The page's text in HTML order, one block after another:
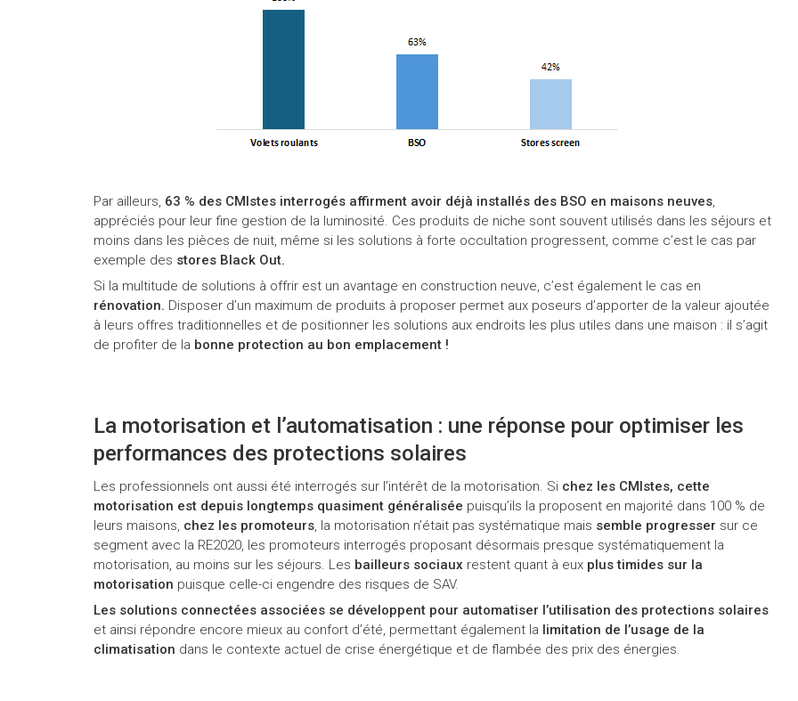
Par ailleurs, 63 % des CMIstes interrogés affirment avoir déjà installés des BSO en maisons neuves,
appréciés pour leur fine gestion de la luminosité. Ces produits de niche sont souvent utilisés dans les séjours et
moins dans les pièces de nuit, même si les solutions à forte occultation progressent, comme c’est le cas par
exemple des stores Black Out.
Si la multitude de solutions à offrir est un avantage en construction neuve, c’est également le cas en
rénovation. Disposer d’un maximum de produits à proposer permet aux poseurs d’apporter de la valeur ajoutée
à leurs offres traditionnelles et de positionner les solutions aux endroits les plus utiles dans une maison : il s’agit
de profiter de la bonne protection au bon emplacement !
La motorisation et l’automatisation : une réponse pour optimiser les
performances des protections solaires
Les professionnels ont aussi été interrogés sur l’intérêt de la motorisation. Si chez les CMIstes, cette
motorisation est depuis longtemps quasiment généralisée puisqu’ils la proposent en majorité dans 100 % de
leurs maisons, chez les promoteurs, la motorisation n’était pas systématique mais semble progresser sur ce
segment avec la RE2020, les promoteurs interrogés proposant désormais presque systématiquement la
motorisation, au moins sur les séjours. Les bailleurs sociaux restent quant à eux plus timides sur la
motorisation puisque celle-ci engendre des risques de SAV.
Les solutions connectées associées se développent pour automatiser l’utilisation des protections solaires
et ainsi répondre encore mieux au confort d’été, permettant également la limitation de l’usage de la
climatisation dans le contexte actuel de crise énergétique et de flambée des prix des énergies.